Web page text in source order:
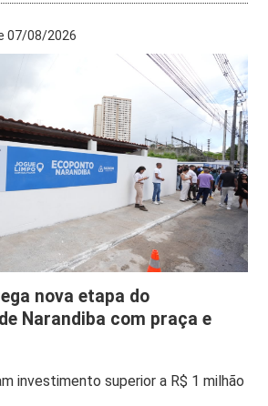
07/08/2026
nova etapa do
Narandiba com praça e
investimento superior a R$ 1 milhão